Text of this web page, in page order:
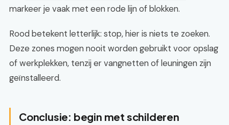
markeer je vaak met een rode lijn of blokken.
Rood betekent letterlijk: stop, hier is niets te zoeken.
Deze zones mogen nooit worden gebruikt voor opslag
of werkplekken, tenzij er vangnetten of leuningen zijn
geïnstalleerd.
Conclusie: begin met schilderen